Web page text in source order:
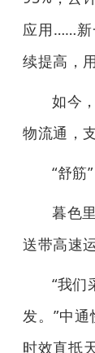
应用……新
续提高，
如今
物流通，
“舒筋
暮色
送带高速
“我们
发。”中
时效直抵